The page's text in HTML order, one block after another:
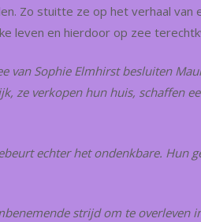
Zo stuitte ze op het verhaal
leven en hierdoor op zee
van Sophie Elmhirst besluiten
ze verkopen hun huis, schaffen
echter het ondenkbare. Hun
strijd om te overleven